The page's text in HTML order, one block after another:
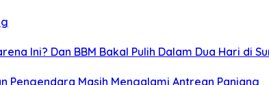
Ini? Dan BBM Bakal Pulih Dalam Dua Hari di
Pengendara Masih Mengalami Antrean Panjang